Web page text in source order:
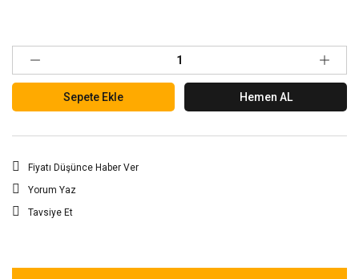
Sepete Ekle Hemen AL
Fiyatı Düşünce Haber Ver
Yorum Yaz
Tavsiye Et